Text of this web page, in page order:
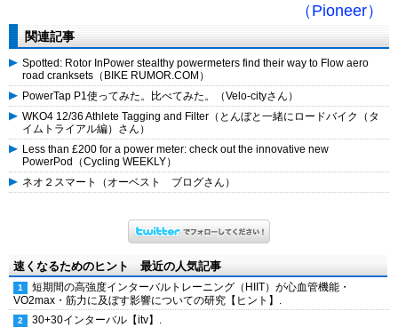
（Pioneer）
関連記事
Spotted: Rotor InPower stealthy powermeters find their way to Flow aero
road cranksets（BIKE RUMOR.COM）
PowerTap P1使ってみた。比べてみた。（Velo-cityさん）
WKO4 12/36 Athlete Tagging and Filter（とんぼと一緒にロードバイク（タ
イムトライアル編）さん）
Less than £200 for a power meter: check out the innovative new
PowerPod（Cycling WEEKLY）
ネオ２スマート（オーベスト ブログさん）
速くなるためのヒント 最近の人気記事
短期間の高強度インターバルトレーニング（HIIT）が心血管機能・
VO2max・筋力に及ぼす影響についての研究【ヒント】.
30+30インターバル【itv】.